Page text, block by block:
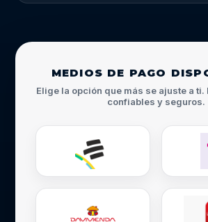
MEDIOS DE PAGO
Elige la opción que más se ajuste a
confiables y seguros.